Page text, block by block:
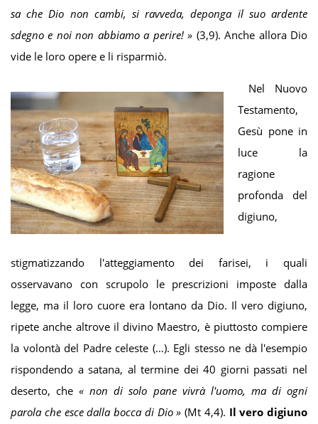
sache Dio non cambi, si ravveda, deponga il suo ardente
sdegno e noi non abbiamo a perire! » (3,9). Anche allora Dio
vide le loro opere e li risparmiò.
Nel Nuovo
Testamento,
Gesù pone in
luce la
ragione
profonda del
digiuno,
stigmatizzando l'atteggiamento dei farisei, i quali
osservavano con scrupolo le prescrizioni imposte dalla
legge, ma il loro cuore era lontano da Dio. Il vero digiuno,
ripete anche altrove il divino Maestro, è piuttosto compiere
la volontà del Padre celeste (…). Egli stesso ne dà l'esempio
rispondendo a satana, al termine dei 40 giorni passati nel
deserto, che«non di solo pane vivrà l'uomo, ma di ogni
parola che esce dalla bocca di Dio » (Mt 4,4). Ilvero digiuno